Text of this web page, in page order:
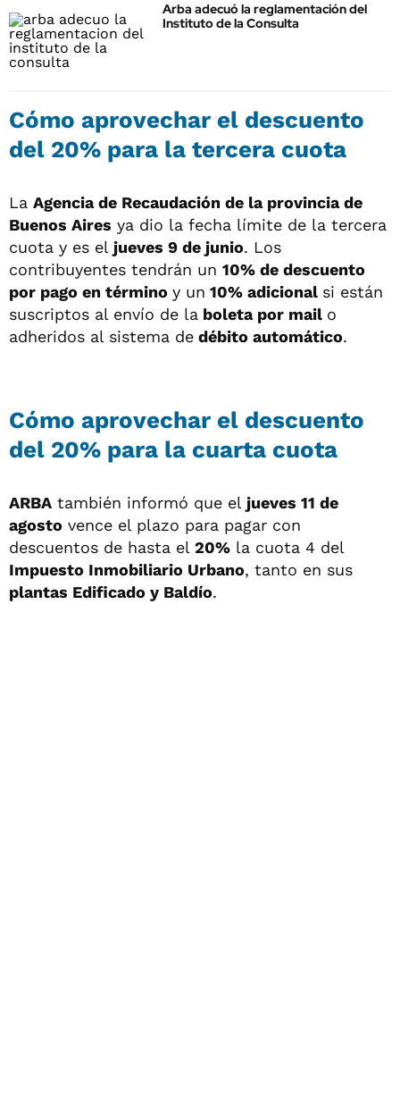
Arba adecuó la reglamentación del
Instituto de la Consulta
Cómo aprovechar el descuento
del 20% para la tercera cuota
La Agencia de Recaudación de la provincia de
Buenos Aires ya dio la fecha límite de la tercera
cuota y es el jueves 9 de junio. Los
contribuyentes tendrán un 10% de descuento
por pago en término y un 10% adicional si están
suscriptos al envío de la boleta por mail o
adheridos al sistema de débito automático.
Cómo aprovechar el descuento
del 20% para la cuarta cuota
ARBA también informó que el jueves 11 de
agosto vence el plazo para pagar con
descuentos de hasta el 20% la cuota 4 del
Impuesto Inmobiliario Urbano, tanto en sus
plantas Edificado y Baldío.